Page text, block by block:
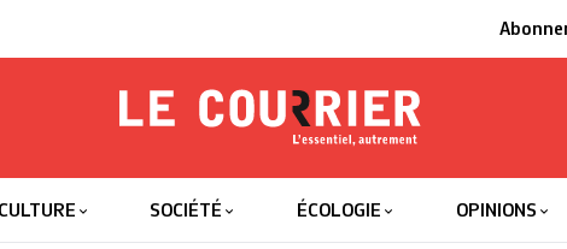
Le Courrier
CULTURE SOCIÉTÉ ÉCOLOGIE OPINIONS